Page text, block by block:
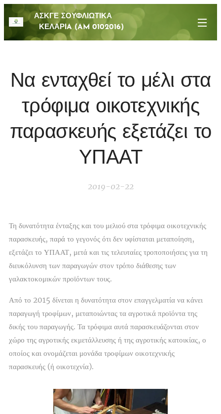
ΑΣΚΓΕ ΣΟΥΦΛΙΩΤΙΚΑ
ΚΕΛΑΡΙA (AM 0102016)
Να ενταχθεί το μέλι στα
τρόφιμα οικοτεχνικής
παρασκευής εξετάζει το
ΥΠΑΑΤ
2019-02-22
Τη δυνατότητα ένταξης και του μελιού στα τρόφιμα οικοτεχνικής
παρασκευής, παρά το γεγονός ότι δεν υφίσταται μεταποίηση,
εξετάζει το ΥΠΑΑΤ, μετά και τις τελευταίες τροποποιήσεις για τη
διευκόλυνση των παραγωγών στον τρόπο διάθεσης των
γαλακτοκομικών προϊόντων τους.
Από το 2015 δίνεται η δυνατότητα στον επαγγελματία να κάνει
παραγωγή τροφίμων, μεταποιώντας τα αγροτικά προϊόντα της
δικής του παραγωγής. Τα τρόφιμα αυτά παρασκευάζονται στον
χώρο της αγροτικής εκμετάλλευσης ή της αγροτικής κατοικίας, ο
οποίος και ονομάζεται μονάδα τροφίμων οικοτεχνικής
παρασκευής (ή οικοτεχνία).